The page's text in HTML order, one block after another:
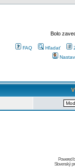
Bolo
FAQ Hľadať
Powered
Slovenský